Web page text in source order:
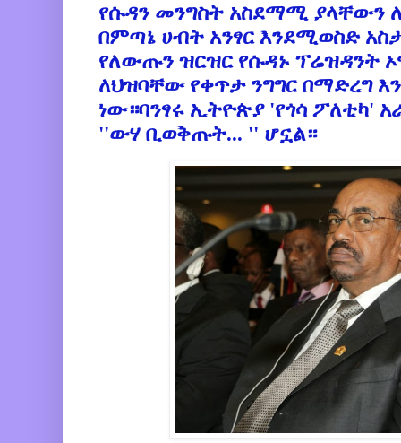
የሱዳን መንግስት አስደማሚ ያላቸውን
በምጣኔ ሀብት አንፃር እንደሚወስድ
የለውጡን ዝርዝር የሱዳኑ ፕሬዝዳንት
ለህዝባቸው የቀጥታ ንግግር በማድረግ
ነው።ባንፃሩ ኢትዮጵያ 'የጎሳ ፖለቲካ'
''ውሃ ቢወቅጡት... '' ሆኗል።